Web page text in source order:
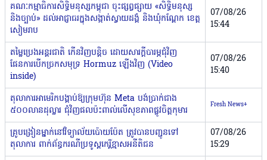
គណៈកម្មាធិការសិទ្ធិមនុស្សកម្ពុជា ចុះផ្សព្វផ្សាយ «សិទ្ធិមនុស្ស
និងច្បាប់» ដល់អាជ្ញាធរក្នុងសង្កាត់ស្វាយដង្គំ និងឃុំកណ្ដែក ខេត្ត
សៀមរាប
07/08/26
15:44
តម្លៃប្រេងអន្តរជាតិ កើនវិញបន្តិច ដោយសារក្តីបារម្ភជុំវិញ
ផែនការបើកច្រកសមុទ្រ Hormuz​​ ឡើងវិញ (Video
inside)
07/08/26
15:40
តុលាការអាមេរិកបង្គាប់ឱ្យក្រុមហ៊ុន Meta បង់ប្រាក់ជាង
៥០០លានដុល្លារ ជុំវិញផលប៉ះពាល់លើសុខភាពផ្លូវចិត្តកុមារ
Fresh News+
គ្រូបង្រៀនម្នាក់នៅវិទ្យាល័យប៉ោយប៉ែត ត្រូវបានបញ្ជូនទៅ
តុលាការ ពាក់ព័ន្ធករណីប្រទូស្តកេរ្តិ៍ខ្មាសអនីតិជន
07/08/26
15:29